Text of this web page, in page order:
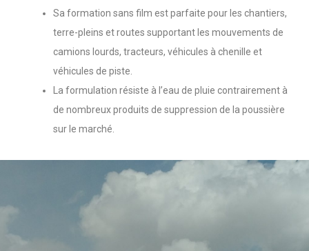
Sa formation sans film est parfaite pour les chantiers,
terre-pleins et routes supportant les mouvements de
camions lourds, tracteurs, véhicules à chenille et
véhicules de piste.
La formulation résiste à l’eau de pluie contrairement à
de nombreux produits de suppression de la poussière
sur le marché.